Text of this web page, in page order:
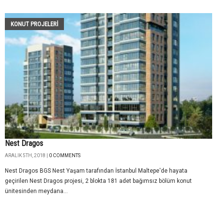
KONUT PROJELERI
Nest Dragos
ARALIK 5TH, 2018 | 0 COMMENTS
Nest Dragos BGS Nest Yaşam tarafından İstanbul Maltepe'de hayata
geçirilen Nest Dragos projesi, 2 blokta 181 adet bağımsız bölüm konut
ünitesinden meydana...